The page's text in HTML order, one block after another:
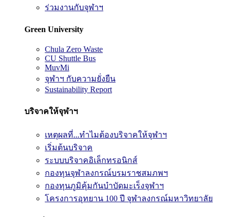
ร่วมงานกับจุฬาฯ
Green University
Chula Zero Waste
CU Shuttle Bus
MuvMi
จุฬาฯ กับความยั่งยืน
Sustainability Report
บริจาคให้จุฬาฯ
เหตุผลที่...ทำไมต้องบริจาคให้จุฬาฯ
เริ่มต้นบริจาค
ระบบบริจาคอิเล็กทรอนิกส์
กองทุนจุฬาลงกรณ์บรมราชสมภพฯ
กองทุนภูมิคุ้มกันบำบัดมะเร็งจุฬาฯ
โครงการอุทยาน 100 ปี จุฬาลงกรณ์มหาวิทยาลัย